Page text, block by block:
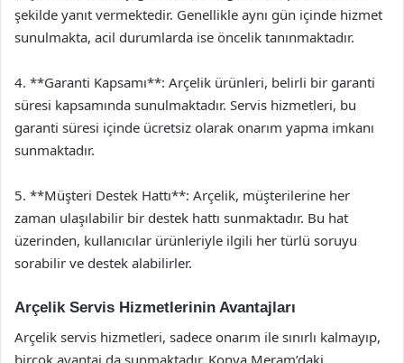
şekilde yanıt vermektedir. Genellikle aynı gün içinde hizmet
sunulmakta, acil durumlarda ise öncelik tanınmaktadır.
4. **Garanti Kapsamı**: Arçelik ürünleri, belirli bir garanti
süresi kapsamında sunulmaktadır. Servis hizmetleri, bu
garanti süresi içinde ücretsiz olarak onarım yapma imkanı
sunmaktadır.
5. **Müşteri Destek Hattı**: Arçelik, müşterilerine her
zaman ulaşılabilir bir destek hattı sunmaktadır. Bu hat
üzerinden, kullanıcılar ürünleriyle ilgili her türlü soruyu
sorabilir ve destek alabilirler.
Arçelik Servis Hizmetlerinin Avantajları
Arçelik servis hizmetleri, sadece onarım ile sınırlı kalmayıp,
birçok avantaj da sunmaktadır. Konya Meram’daki